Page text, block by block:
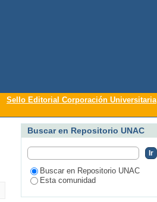
Sello Editorial Corporación Universitaria
Buscar en Repositorio UNAC
Buscar en Repositorio UNAC
Esta comunidad